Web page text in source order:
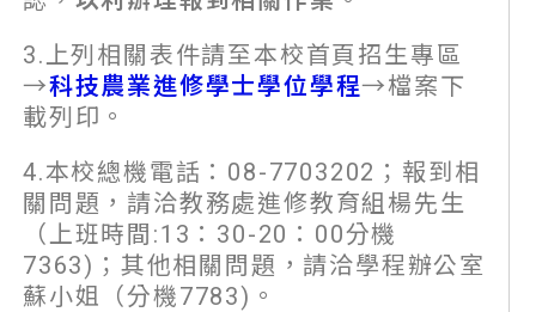
3.上列相關表件請至本校首頁招生專區
→科技農業進修學士學位學程→檔案下
載列印。
4.本校總機電話：08-7703202；報到相
關問題，請洽教務處進修教育組楊先生
（上班時間:13：30-20：00分機
7363)；其他相關問題，請洽學程辦公室
蘇小姐（分機7783)。